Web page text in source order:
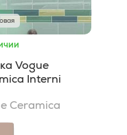
Vogue
Interni
Ceramica